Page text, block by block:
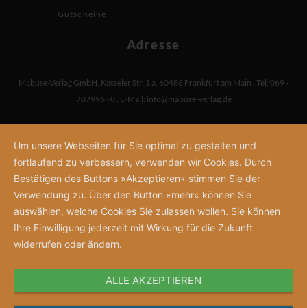
Gutscheine
Adresse
Mabuse-Verlag GmbH, Kasseler Str. 1 a, 60486 Frankfurt am Main , Tel: 069 -
707996 - 0 , E-Mail: info@mabuse-verlag.de
Um unsere Webseiten für Sie optimal zu gestalten und
fortlaufend zu verbessern, verwenden wir Cookies. Durch
Bestätigen des Buttons »Akzeptieren« stimmen Sie der
Verwendung zu. Über den Button »mehr« können Sie
auswählen, welche Cookies Sie zulassen wollen. Sie können
Ihre Einwilligung jederzeit mit Wirkung für die Zukunft
widerrufen oder ändern.
ALLE AKZEPTIEREN